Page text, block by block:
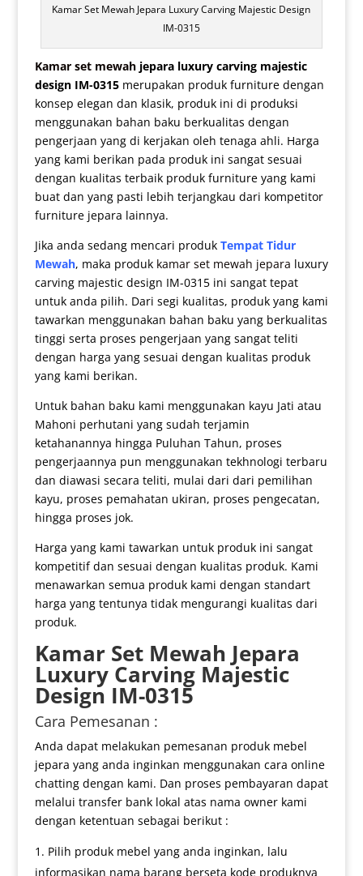
Kamar Set Mewah Jepara Luxury Carving Majestic Design
IM-0315
Kamar set mewahjepara luxury carving majestic
design IM-0315merupakan produk furniture dengan
konsep elegan dan klasik, produk ini di produksi
menggunakan bahan baku berkualitas dengan
pengerjaan yang di kerjakan oleh tenaga ahli. Harga
yang kami berikan pada produk ini sangat sesuai
dengan kualitas terbaik produk furniture yang kami
buat dan yang pasti lebih terjangkau dari kompetitor
furniture jepara lainnya.
Jika anda sedang mencari produk Tempat Tidur
Mewah, maka produk kamar set mewah jepara luxury
carving majestic design IM-0315 ini sangat tepat
untuk anda pilih. Dari segi kualitas, produk yang kami
tawarkan menggunakan bahan baku yang berkualitas
tinggi serta proses pengerjaan yang sangat teliti
dengan harga yang sesuai dengan kualitas produk
yang kami berikan.
Untuk bahan baku kami menggunakan kayu Jati atau
Mahoni perhutani yang sudah terjamin
ketahanannya hingga Puluhan Tahun, proses
pengerjaannya pun menggunakan tekhnologi terbaru
dan diawasi secara teliti, mulai dari dari pemilihan
kayu, proses pemahatan ukiran, proses pengecatan,
hingga proses jok.
Harga yang kami tawarkan untuk produk ini sangat
kompetitif dan sesuai dengan kualitas produk. Kami
menawarkan semua produk kami dengan standart
harga yang tentunya tidak mengurangi kualitas dari
produk.
Kamar Set Mewah Jepara
Luxury Carving Majestic
Design IM-0315
Cara Pemesanan :
Anda dapat melakukan pemesanan produk mebel
jepara yang anda inginkan menggunakan cara online
chatting dengan kami. Dan proses pembayaran dapat
melalui transfer bank lokal atas nama owner kami
dengan ketentuan sebagai berikut :
Pilih produk mebel yang anda inginkan, lalu
informasikan nama barang berseta kode produknya